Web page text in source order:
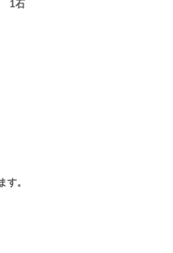
1石
。